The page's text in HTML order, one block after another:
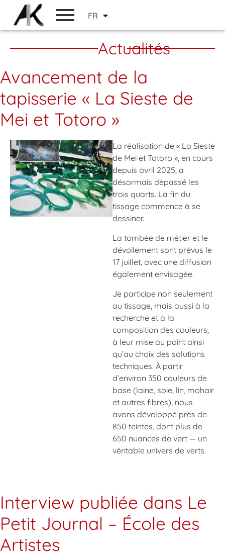
FR
JP
Actualités
Avancement de la
tapisserie « La Sieste de
Mei et Totoro »
La réalisation de « La Sieste
de Mei et Totoro », en cours
depuis avril 2025, a
désormais dépassé les
trois quarts. La fin du
tissage commence à se
dessiner.
La tombée de métier et le
dévoilement sont prévus le
17 juillet, avec une diffusion
également envisagée.
Je participe non seulement
au tissage, mais aussi à la
recherche et à la
composition des couleurs,
à leur mise au point ainsi
qu’au choix des solutions
techniques. À partir
d’environ 350 couleurs de
base (laine, soie, lin, mohair
et autres fibres), nous
avons développé près de
850 teintes, dont plus de
650 nuances de vert — un
véritable univers de verts.
Interview publiée dans Le
Petit Journal – École des
Artistes